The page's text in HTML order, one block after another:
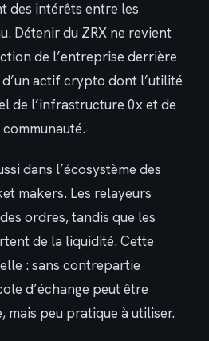
des intérêts entre les
Détenir du ZRX ne revient
de l’entreprise derrière
actif crypto dont l’utilité
de l’infrastructure 0x et de
dans l’écosystème des
makers. Les relayeurs
ordres, tandis que les
de la liquidité. Cette
: sans contrepartie
d’échange peut être
mais peu pratique à utiliser.